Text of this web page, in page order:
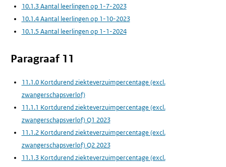
10.1.3 Aantal leerlingen op 1-7-2023
10.1.4 Aantal leerlingen op 1-10-2023
10.1.5 Aantal leerlingen op 1-1-2024
Paragraaf 11
11.1.0 Kortdurend ziekteverzuimpercentage (excl.
zwangerschapsverlof)
11.1.1 Kortdurend ziekteverzuimpercentage (excl.
zwangerschapsverlof) Q1 2023
11.1.2 Kortdurend ziekteverzuimpercentage (excl.
zwangerschapsverlof) Q2 2023
11.1.3 Kortdurend ziekteverzuimpercentage (excl.